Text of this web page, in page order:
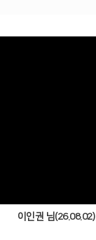
이인권 님(26.08.02)